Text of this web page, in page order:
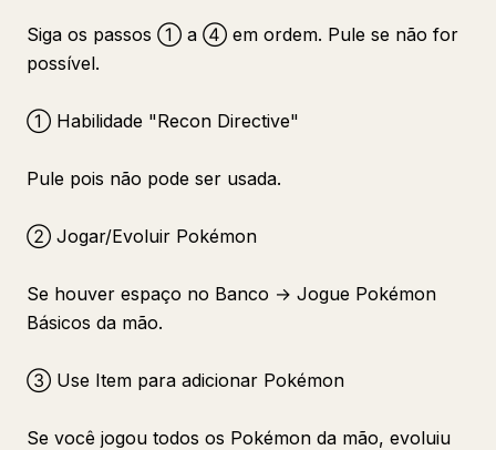
Siga os passos ① a ④ em ordem. Pule se não for
possível.
① Habilidade "Recon Directive"
Pule pois não pode ser usada.
② Jogar/Evoluir Pokémon
Se houver espaço no Banco → Jogue Pokémon
Básicos da mão.
③ Use Item para adicionar Pokémon
Se você jogou todos os Pokémon da mão, evoluiu